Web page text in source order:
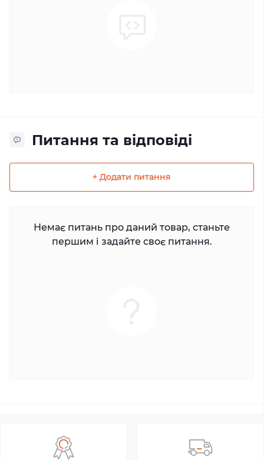
Питання та відповіді
+ Додати питання
Немає питань про даний товар, станьте
першим і задайте своє питання.